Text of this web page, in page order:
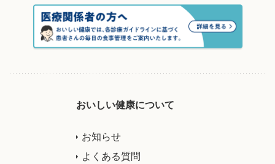
おいしい健康について
お知らせ
よくある質問